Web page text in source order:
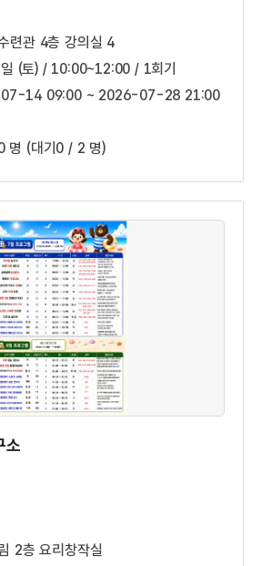
련관 4층 강의실 4
(토) / 10:00~12:00 / 1회기
14 09:00 ~ 2026-07-28 21:00
명 (대기0 / 2 명)
소
2층 요리창작실